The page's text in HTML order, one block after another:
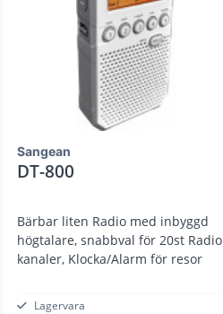
Sangean
DT-800
Bärbar liten Radio med inbyggd
högtalare, snabbval för 20st Radio
kanaler, Klocka/Alarm för resor
Lagervara